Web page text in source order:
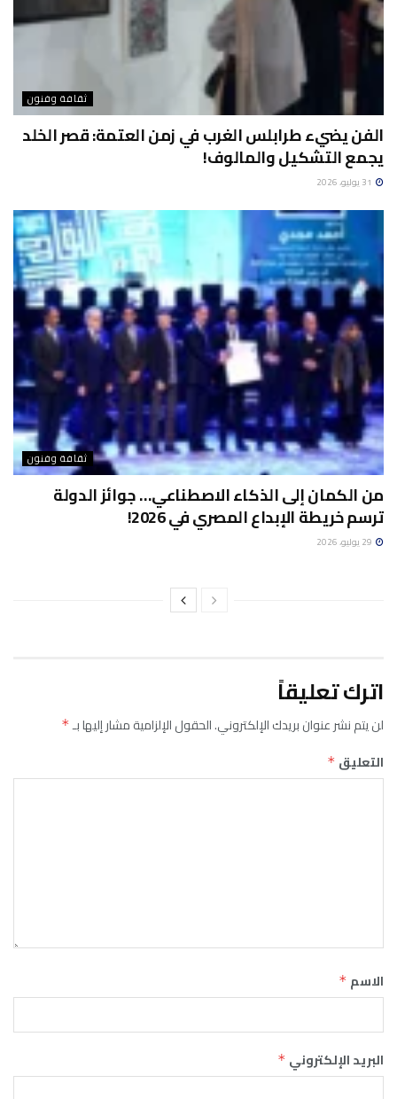
ثقافة وفنون
الفن يضيء طرابلس الغرب في زمن العتمة: قصر الخلد
يجمع التشكيل والمالوف!
ثقافة وفنون
من الكمان إلى الذكاء الاصطناعي… جوائز الدولة
ترسم خريطة الإبداع المصري في 2026!
اترك تعليقاً
لن يتم نشر عنوان بريدك الإلكتروني.الحقول الإلزامية مشار إليها بـ*
التعليق *
الاسم *
البريد الإلكتروني *